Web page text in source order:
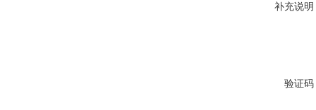
补充说明
验证码